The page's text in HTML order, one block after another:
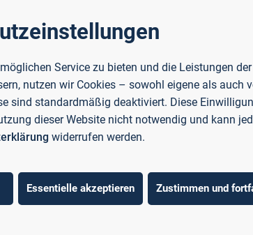
Service zu bieten und die Leistungen der
nutzen wir Cookies – sowohl eigene als auch
sind standardmäßig deaktiviert. Diese
dieser Website nicht notwendig und kann
widerrufen werden.
Essentielle akzeptieren Zustimmen und